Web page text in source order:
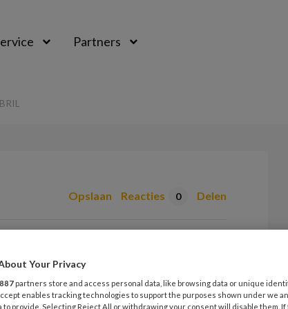
Partners
Opslaan Reacties 0 Delen
een andere
Your Privacy
887 partners store and access personal data, like browsing data or unique
enables tracking technologies to support the purposes shown under we
to provide. Selecting Reject All or withdrawing your consent will disable them.